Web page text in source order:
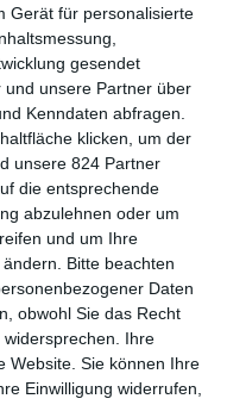
Gerät für personalisierte
gesendet
unsere Partner über
Kenndaten abfragen.
klicken, um der
unsere 824 Partner
die entsprechende
abzulehnen oder um
und um Ihre
Bitte beachten
Daten
obwohl Sie das Recht
Ihre
Website. Sie können Ihre
Einwilligung widerrufen,
als Deutscher diese
ein Israeli wäre die
wurde, liegt in der
es ein deutscher Jude
ist ja kein Widerspruch,
waren ja Deutsche, die
haben durch die Nazis
hatten. Das war
war in deinem
wirst du jetzt verfolgt
überlegt, dass Max kein
genau so jemand, der
Bescheid wusste. Die